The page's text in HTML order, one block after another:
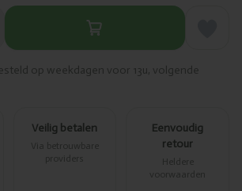
op weekdagen voor 13u, volgende
Veilig betalen
Via betrouwbare
providers
Eenvoudig
retour
Heldere
voorwaarden